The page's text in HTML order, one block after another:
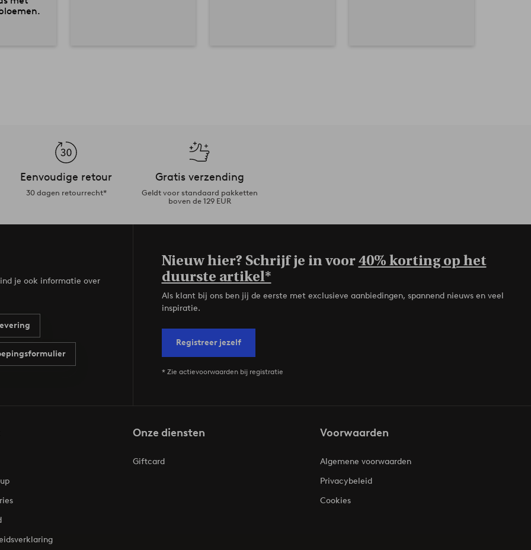
Eenvoudige retour
30 dagen retourrecht*
Gratis verzending
Geldt voor standaard pakketten
boven de 129 EUR
je ook informatie over
Nieuw hier? Schrijf je in voor40% korting op het
duurste artikel*
Als klant bij ons ben jij de eerste met exclusieve aanbiedingen, spannend nieuws en veel
inspiratie.
Registreer jezelf
* Zie actievoorwaarden bij registratie
Onze diensten
Giftcard
Voorwaarden
Algemene voorwaarden
Privacybeleid
Cookies